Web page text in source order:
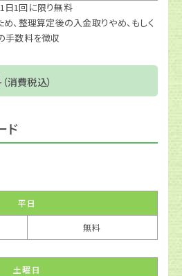
1回に限り無料
、整理算定後の入金取りやめ、もしく
手数料を徴収
（消費税込）
ド
平日
無料
土曜日